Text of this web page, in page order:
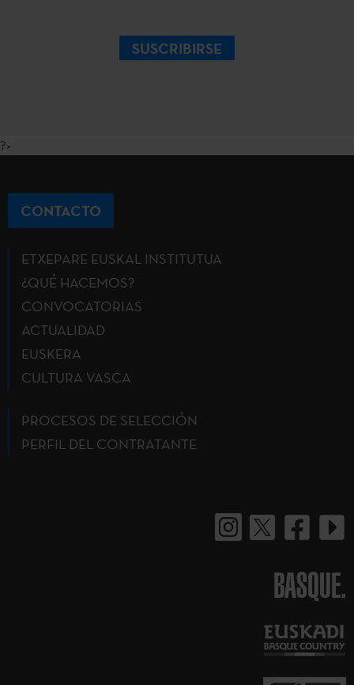
SUSCRIBIRSE
?>
CONTACTO
ETXEPARE EUSKAL INSTITUTUA
¿QUÉ HACEMOS?
CONVOCATORIAS
ACTUALIDAD
EUSKERA
CULTURA VASCA
PROCESOS DE SELECCIÓN
PERFIL DEL CONTRATANTE
BASQUE.